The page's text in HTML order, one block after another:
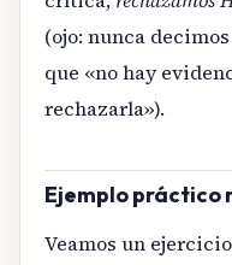
(ojo: nunca
que «no hay
rechazarla»).
Ejemplo práctico
Veamos un